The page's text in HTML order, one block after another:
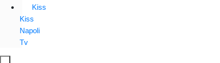
Kiss
Kiss
Napoli
Tv